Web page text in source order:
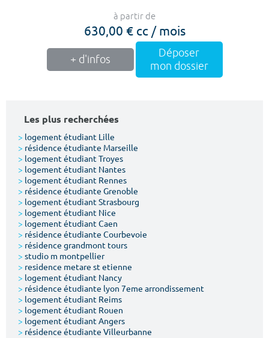
à partir de
630,00 € cc / mois
+ d'infos
Déposer
mon dossier
Les plus recherchées
> logement étudiant Lille
> résidence étudiante Marseille
> logement étudiant Troyes
> logement étudiant Nantes
> logement étudiant Rennes
> résidence étudiante Grenoble
> logement étudiant Strasbourg
> logement étudiant Nice
> logement étudiant Caen
> résidence étudiante Courbevoie
> résidence grandmont tours
> studio m montpellier
> residence metare st etienne
> logement étudiant Nancy
> résidence étudiante lyon 7eme arrondissement
> logement étudiant Reims
> logement étudiant Rouen
> logement étudiant Angers
> résidence étudiante Villeurbanne